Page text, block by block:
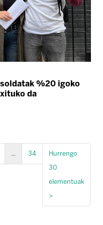
%20 igoko
da
... 34
Hurrengo
30
elementuak
>